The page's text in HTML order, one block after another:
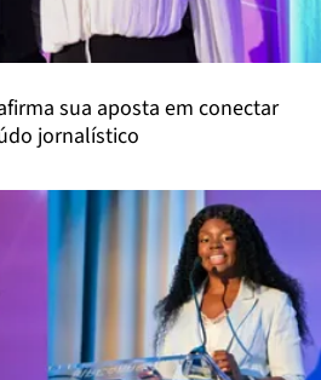
sua aposta em conectar
jornalístico